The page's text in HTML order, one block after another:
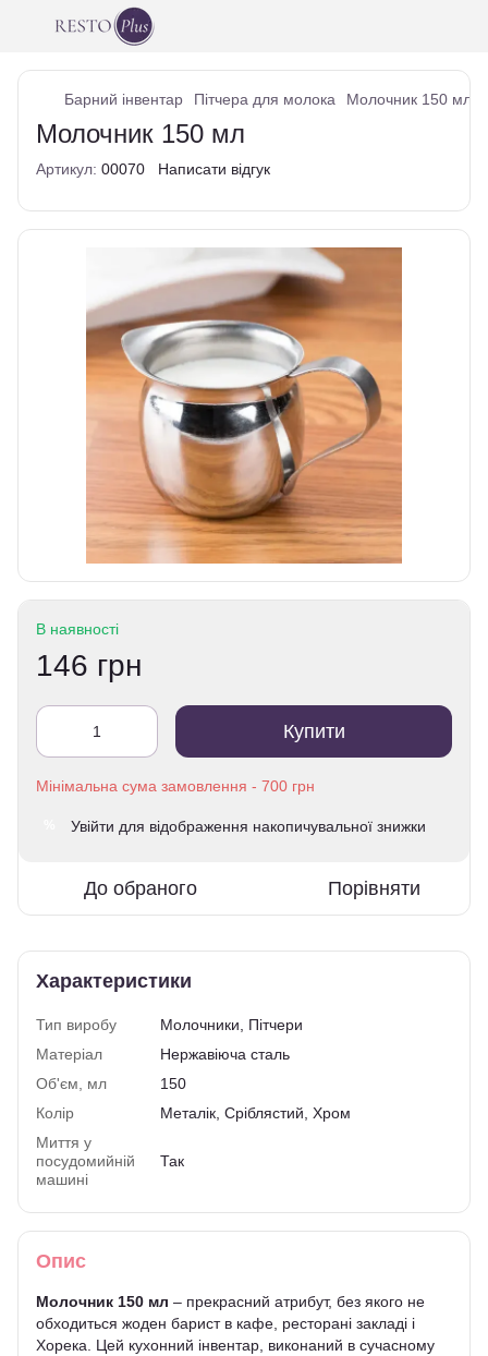
Барний інвентар Пітчера для молока Молочник 150 мл
Молочник 150 мл
Артикул: 00070 Написати відгук
В наявності
146 грн
Купити
Увійти для відображення накопичувальної знижки
До обраного Порівняти
Характеристики
Тип виробу
Молочники, Пітчери
Матеріал
Нержавіюча сталь
Об'єм, мл
150
Колір
Металік, Сріблястий, Хром
Миття у
посудомийній
машині
Так
Опис
Молочник 150 мл – прекрасний атрибут, без якого не
обходиться жоден барист в кафе, ресторані закладі і
Хорека. Цей кухонний інвентар, виконаний в сучасному